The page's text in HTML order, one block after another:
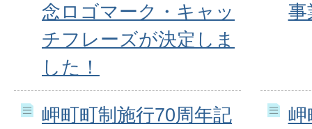
念ロゴマーク・キャッ
チフレーズが決定しま
した！
事
岬町町制施行70周年記
岬